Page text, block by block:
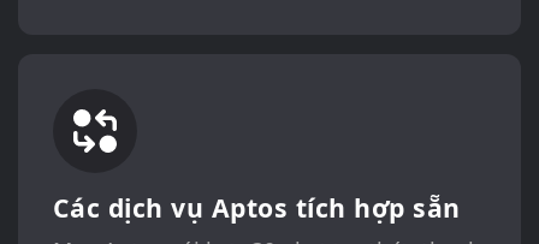
Các dịch vụ Aptos tích hợp sẵn